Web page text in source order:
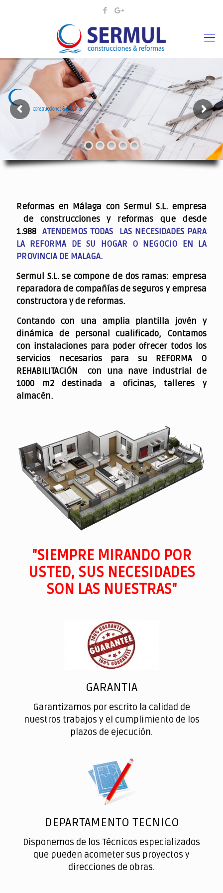
¡¡DAMOS VIDA A SUS
Reformas en Málaga con Sermul S.L. empresa
de construcciones y reformas que desde
1.988ATENDEMOS TODAS LAS NECESIDADES PARA
LA REFORMA DE SU HOGAR O NEGOCIO EN LA
PROVINCIA DE MALAGA.
Sermul S.L. se compone de dos ramas: empresa
reparadora de compañías de seguros y empresa
constructora y de reformas.
Contando con una amplia plantilla jovén y
dinámica de personal cualificado, Contamos
con instalaciones para poder ofrecer todos los
servicios necesarios para su REFORMA O
REHABILITACIÓN con una nave industrial de
1000 m2 destinada a oficinas, talleres y
almacén.
"SIEMPRE MIRANDO POR
USTED, SUS NECESIDADES
SON LAS NUESTRAS"
GARANTIA
Garantizamos por escrito la calidad de
nuestros trabajos y el cumplimiento de los
plazos de ejecución.
DEPARTAMENTO TECNICO
Disponemos de los Técnicos especializados
que pueden acometer sus proyectos y
direcciones de obras.